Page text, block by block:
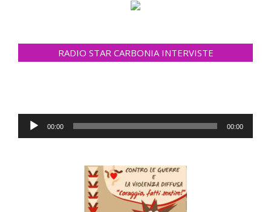
RADIO STAR CARBONIA INTERVISTE
Audio
Player
00:00 00:00